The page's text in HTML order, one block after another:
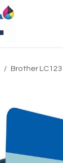
Brother LC123